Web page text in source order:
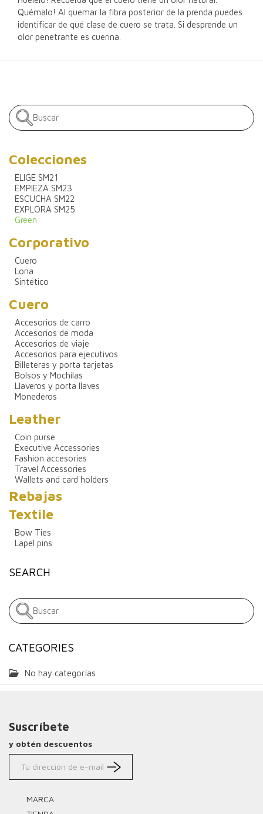
Quémalo! Al quemar la fibra posterior de la prenda puedes
identificar de qué clase de cuero se trata. Si desprende un
olor penetrante es cuerina.
Colecciones
ELIGE SM21
EMPIEZA SM23
ESCUCHA SM22
EXPLORA SM25
Green
Corporativo
Cuero
Lona
Sintético
Cuero
Accesorios de carro
Accesorios de moda
Accesorios de viaje
Accesorios para ejecutivos
Billeteras y porta tarjetas
Bolsos y Mochilas
Llaveros y porta llaves
Monederos
Leather
Coin purse
Executive Accessories
Fashion accesories
Travel Accessories
Wallets and card holders
Rebajas
Textile
Bow Ties
Lapel pins
SEARCH
CATEGORIES
No hay categorías
Suscríbete
y obtén descuentos
MARCA